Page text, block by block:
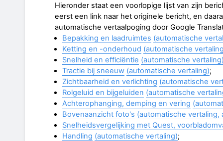
Hieronder staat een voorlopige lijst van zijn
eerst een link naar het originele bericht, en
automatische vertaalpoging door Google
Bepakking en laadruimtes (automatische
Ketting en -onderhoud (automatische
Snelheid en efficiëntie (automatische
Tractie bij sneeuw (automatische vertaling);
Zichtbaarheid en verlichting (automatische
Rolgeluid en bijgeluiden (automatische
Achterophanging, demping en vering
Bovenaanzicht foto's (automatische
Snelheidsvergelijking met Quest,
Handling (automatische vertaling);